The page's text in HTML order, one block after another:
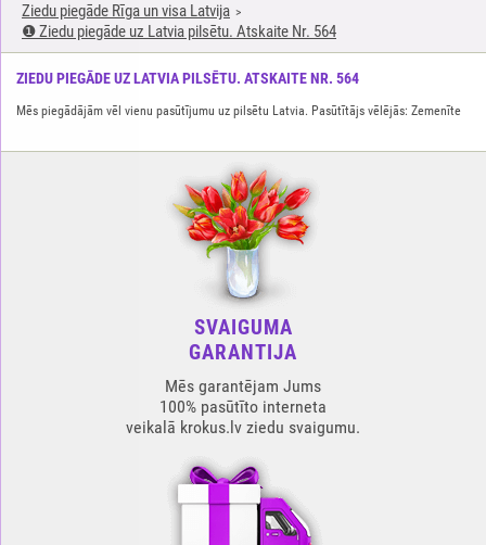
Ziedu piegāde Rīga un visa Latvija
❶ Ziedu piegāde uz Latvia pilsētu. Atskaite Nr. 564
ZIEDU PIEGĀDE UZ LATVIA PILSĒTU. ATSKAITE NR. 564
Mēs piegādājām vēl vienu pasūtījumu uz pilsētu Latvia. Pasūtītājs vēlējās: Zemenīte
SVAIGUMA
GARANTIJA
Mēs garantējam Jums
100% pasūtīto interneta
veikalā krokus.lv ziedu svaigumu.